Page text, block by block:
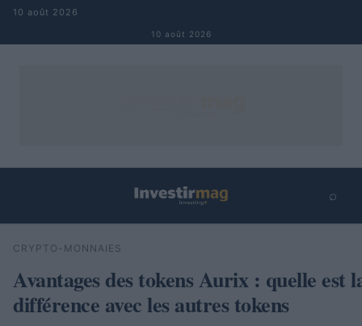
Aller au contenu
10 août 2026
10 août 2026
⌕
Rechercher
CRYPTO-MONNAIES
Avantages des tokens Aurix : quelle est
différence avec les autres tokens